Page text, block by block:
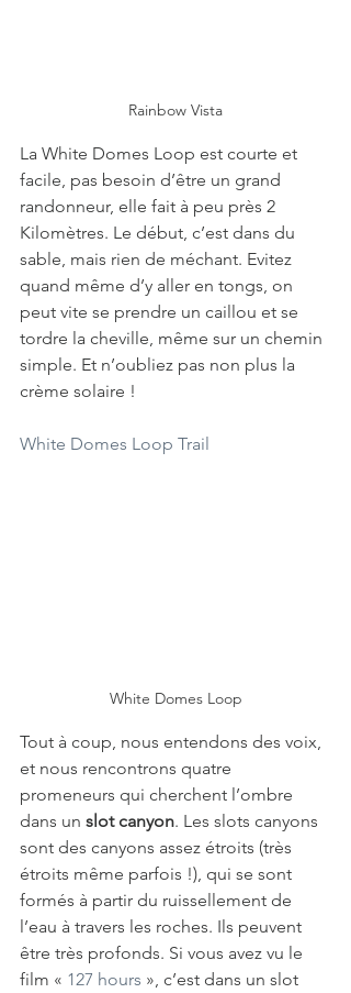
Rainbow Vista
La White Domes Loop est courte et
facile, pas besoin d’être un grand
randonneur, elle fait à peu près 2
Kilomètres. Le début, c’est dans du
sable, mais rien de méchant. Evitez
quand même d’y aller en tongs, on
peut vite se prendre un caillou et se
tordre la cheville, même sur un chemin
simple. Et n’oubliez pas non plus la
crème solaire !
White Domes Loop Trail
White Domes Loop
Tout à coup, nous entendons des voix,
et nous rencontrons quatre
promeneurs qui cherchent l’ombre
dans un slot canyon. Les slots canyons
sont des canyons assez étroits (très
étroits même parfois !), qui se sont
formés à partir du ruissellement de
l’eau à travers les roches. Ils peuvent
être très profonds. Si vous avez vu le
film « 127 hours », c’est dans un slot